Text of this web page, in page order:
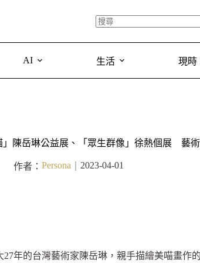
AI 生活 現時
」陳岳琳公益展、「眾生群像」徐熱個展 藝
作者： Persona 2023-04-01
年的台灣藝術家陳岳琳，親手描繪美喵畫作